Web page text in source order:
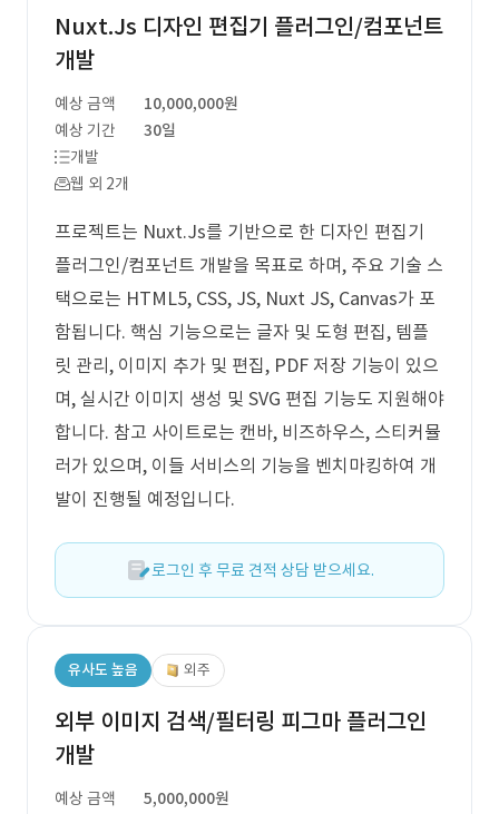
Nuxt.Js 디자인 편집기 플러그인/컴포넌트
개발
예상 금액
10,000,000원
예상 기간
30일
개발
웹 외 2개
프로젝트는 Nuxt.Js를 기반으로 한 디자인 편집기
플러그인/컴포넌트 개발을 목표로 하며, 주요 기술 스
택으로는 HTML5, CSS, JS, Nuxt JS, Canvas가 포
함됩니다. 핵심 기능으로는 글자 및 도형 편집, 템플
릿 관리, 이미지 추가 및 편집, PDF 저장 기능이 있으
며, 실시간 이미지 생성 및 SVG 편집 기능도 지원해야
합니다. 참고 사이트로는 캔바, 비즈하우스, 스티커뮬
러가 있으며, 이들 서비스의 기능을 벤치마킹하여 개
발이 진행될 예정입니다.
로그인 후 무료 견적 상담 받으세요.
유사도 높음 외주
외부 이미지 검색/필터링 피그마 플러그인
개발
예상 금액
5,000,000원